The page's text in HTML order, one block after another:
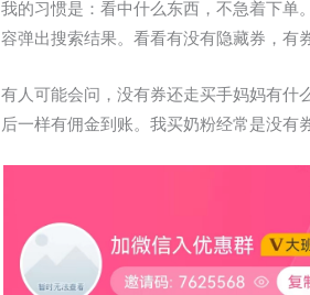
我的习惯是：看中什么东西，不急着下单
容弹出搜索结果。看看有没有隐藏券，有
有人可能会问，没有券还走买手妈妈有什
后一样有佣金到账。我买奶粉经常是没有